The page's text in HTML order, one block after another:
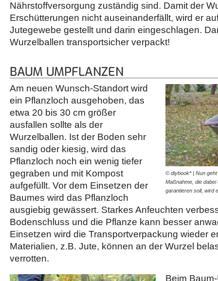
Nährstoffversorgung zuständig sind. Damit der
Erschütterungen nicht auseinanderfällt, wird er
Jutegewebe gestellt und darin eingeschlagen.
Wurzelballen transportsicher verpackt!
BAUM UMPFLANZEN
© diybook* | Nun
Maßnahme, die
garantieren soll, wird
Am neuen Wunsch-Standort wird
ein Pflanzloch ausgehoben, das
etwa 20 bis 30 cm größer
ausfallen sollte als der
Wurzelballen. Ist der Boden sehr
sandig oder kiesig, wird das
Pflanzloch noch ein wenig tiefer
gegraben und mit Kompost
aufgefüllt. Vor dem Einsetzen der
Baumes wird das Pflanzloch
ausgiebig gewässert. Starkes Anfeuchten
Bodenschluss und die Pflanze kann besser
Einsetzen wird die Transportverpackung wieder
Materialien, z.B. Jute, können an der Wurzel
verrotten.
Beim